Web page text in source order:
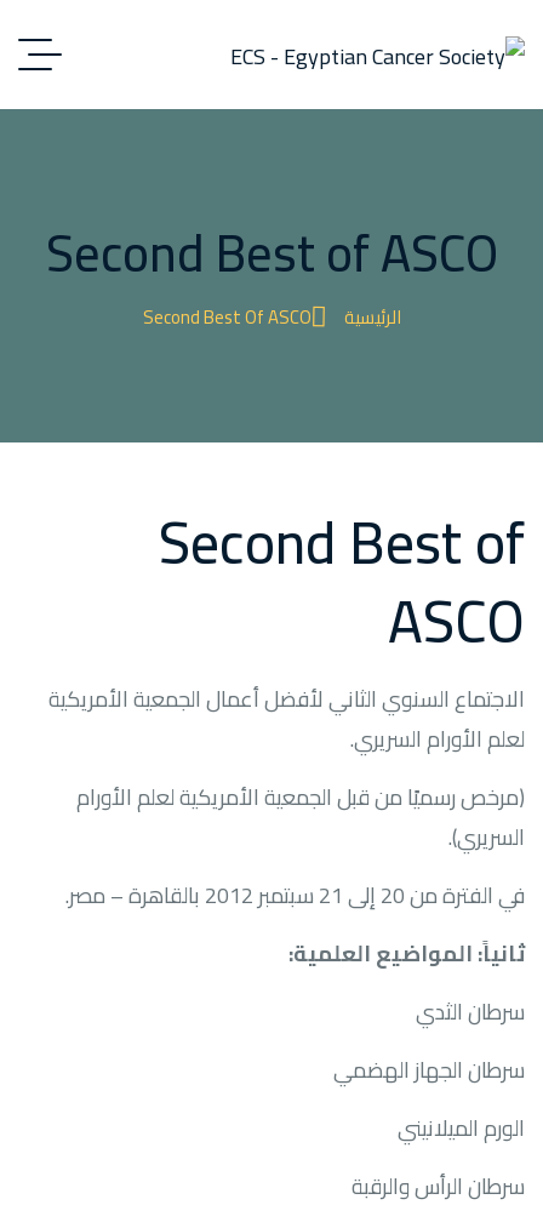
Second Best of ASCO
الرئيسية Second Best Of ASCO
Second Best of
ASCO
الاجتماع السنوي الثاني لأفضل أعمال الجمعية الأمريكية
لعلم الأورام السريري.
(مرخص رسميًا من قبل الجمعية الأمريكية لعلم الأورام
السريري).
في الفترة من 20 إلى 21 سبتمبر 2012 بالقاهرة – مصر.
ثانياً: المواضيع العلمية:
سرطان الثدي
سرطان الجهاز الهضمي
الورم الميلانيني
سرطان الرأس والرقبة